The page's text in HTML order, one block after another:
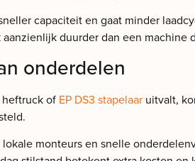
capaciteit en gaat minder
duurder dan een
onderdelen
heftruck of EP DS3 stapelaar uitvalt,
monteurs en snelle